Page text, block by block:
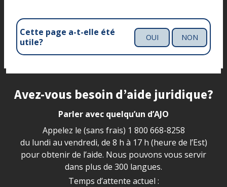
Cette page a-t-elle été
utile?
OUI NON
Site footer
Avez-vous besoin d’aide juridique?
Parler avec quelqu’un d’AJO
Appelez le (sans frais) 1 800 668-8258
du lundi au vendredi, de 8 h à 17 h (heure de l’Est)
pour obtenir de l’aide. Nous pouvons vous servir
dans plus de 300 langues.
Temps d’attente actuel :